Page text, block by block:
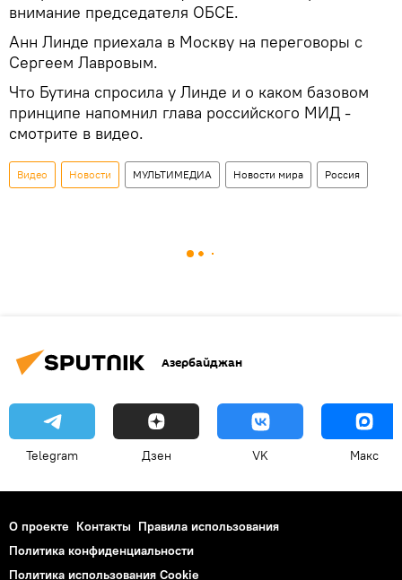
внимание председателя ОБСЕ.
Анн Линде приехала в Москву на переговоры с
Сергеем Лавровым.
Что Бутина спросила у Линде и о каком базовом
принципе напомнил глава российского МИД -
смотрите в видео.
Видео Новости МУЛЬТИМЕДИА Новости мира Россия
Азербайджан
Telegram Дзен VK Макс
О проекте Контакты Правила использования
Политика конфиденциальности
Политика использования Cookie